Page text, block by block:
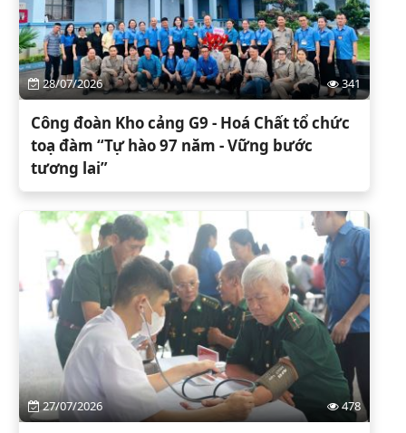
28/07/2026 341
Công đoàn Kho cảng G9 - Hoá Chất tổ chức
toạ đàm “Tự hào 97 năm - Vững bước
tương lai”
27/07/2026 478